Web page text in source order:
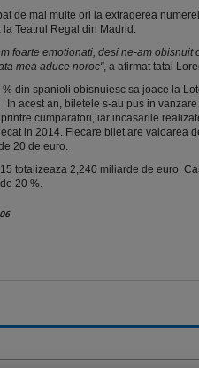
de mai multe ori la extragerea
Teatrul Regal din Madrid.
foarte emotionati, desi ne-am obisnuit
mea aduce noroc", a afirmat tatal
% din spanioli obisnuiesc sa joace la
acest an, biletele s-au pus in
cumparatori, iar incasarile
in 2014. Fiecare bilet are valoarea
20 de euro.
totalizeaza 2,240 miliarde de euro.
20 %.